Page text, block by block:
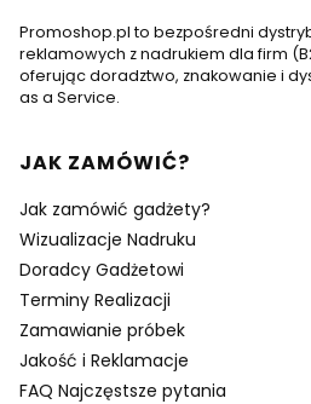
Promoshop.pl to bezpośredni
reklamowych z nadrukiem dla firm
oferując doradztwo, znakowanie i
as a Service.
Linki w stopce
JAK ZAMÓWIĆ?
Jak zamówić gadżety?
Wizualizacje Nadruku
Doradcy Gadżetowi
Terminy Realizacji
Zamawianie próbek
Jakość i Reklamacje
FAQ Najczęstsze pytania